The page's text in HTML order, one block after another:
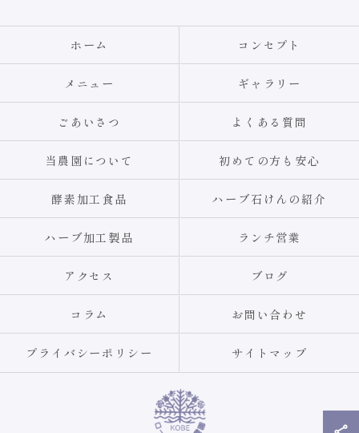
ホーム コンセプト
メニュー ギャラリー
ごあいさつ よくある質問
当農園について 初めての方も安心
酵素加工食品 ハーブ石けんの紹介
ハーブ加工製品 ランチ営業
アクセス ブログ
コラム お問い合わせ
プライバシーポリシー サイトマップ